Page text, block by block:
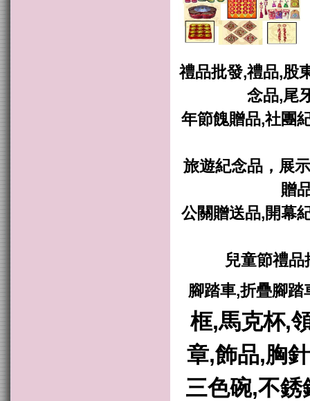
禮品批發,禮品,股
念品,尾
年節餽贈品,社團
旅遊紀念品，展
贈
公關贈送品,開幕
兒童節禮
腳踏車,折疊腳踏
框,馬克杯,
章,飾品,胸
三色碗,不銹